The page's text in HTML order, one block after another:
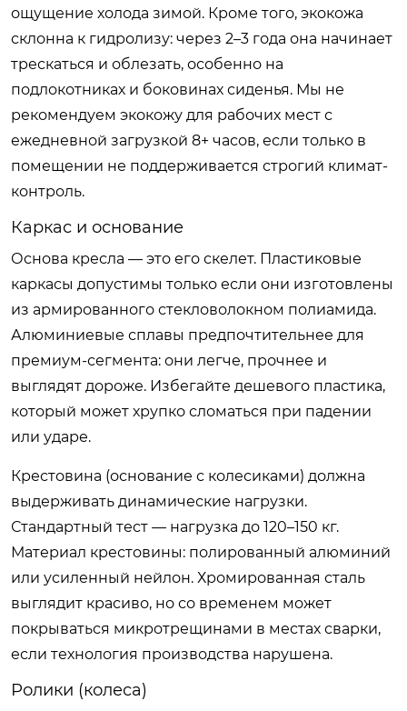
ощущение холода зимой. Кроме того, экокожа
склонна к гидролизу: через 2–3 года она начинает
трескаться и облезать, особенно на
подлокотниках и боковинах сиденья. Мы не
рекомендуем экокожу для рабочих мест с
ежедневной загрузкой 8+ часов, если только в
помещении не поддерживается строгий климат-
контроль.
Каркас и основание
Основа кресла — это его скелет. Пластиковые
каркасы допустимы только если они изготовлены
из армированного стекловолокном полиамида.
Алюминиевые сплавы предпочтительнее для
премиум-сегмента: они легче, прочнее и
выглядят дороже. Избегайте дешевого пластика,
который может хрупко сломаться при падении
или ударе.
Крестовина (основание с колесиками) должна
выдерживать динамические нагрузки.
Стандартный тест — нагрузка до 120–150 кг.
Материал крестовины: полированный алюминий
или усиленный нейлон. Хромированная сталь
выглядит красиво, но со временем может
покрываться микротрещинами в местах сварки,
если технология производства нарушена.
Ролики (колеса)